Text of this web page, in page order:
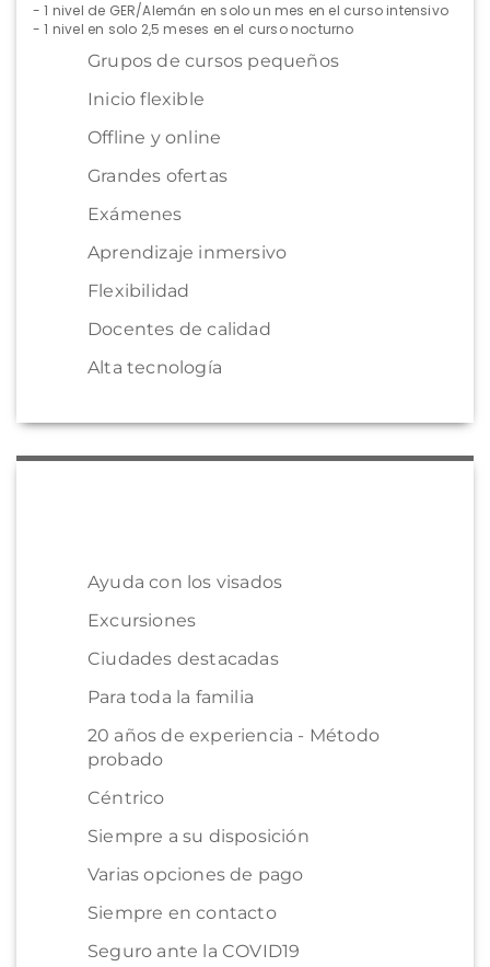
- 1 nivel de GER/Alemán en solo un mes en el curso intensivo
- 1 nivel en solo 2,5 meses en el curso nocturno
Grupos de cursos pequeños
Inicio flexible
Offline y online
Grandes ofertas
Exámenes
Aprendizaje inmersivo
Flexibilidad
Docentes de calidad
Alta tecnología
Ayuda con los visados
Excursiones
Ciudades destacadas
Para toda la familia
20 años de experiencia - Método
probado
Céntrico
Siempre a su disposición
Varias opciones de pago
Siempre en contacto
Seguro ante la COVID19